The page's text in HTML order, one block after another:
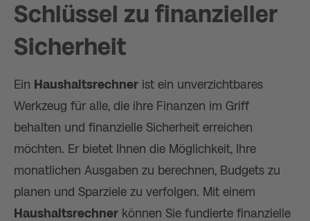
Schlüssel zu finanzieller
Sicherheit
Ein Haushaltsrechner ist ein unverzichtbares
Werkzeug für alle, die ihre Finanzen im Griff
behalten und finanzielle Sicherheit erreichen
möchten. Er bietet Ihnen die Möglichkeit, Ihre
monatlichen Ausgaben zu berechnen, Budgets zu
planen und Sparziele zu verfolgen. Mit einem
Haushaltsrechner können Sie fundierte finanzielle